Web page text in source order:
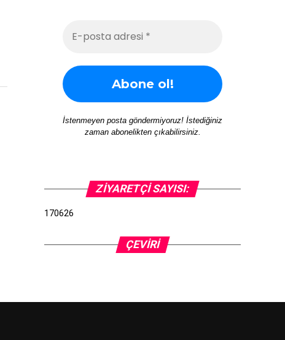
İstenmeyen posta göndermiyoruz! İstediğiniz
zaman abonelikten çıkabilirsiniz.
ZIYARETÇI SAYISI:
170626
ÇEVIRI